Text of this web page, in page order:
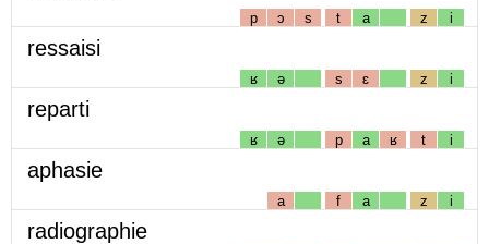
p ɔ s t a z i
ressaisi
ʁ ə s ɛ z i
reparti
ʁ ə p a ʁ t i
aphasie
a f a z i
radiographie